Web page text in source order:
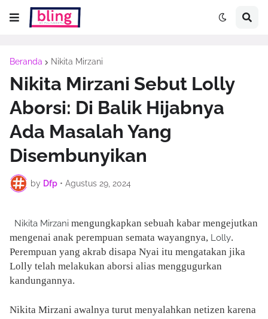
Beranda Nikita Mirzani
Nikita Mirzani Sebut Lolly
Aborsi: Di Balik Hijabnya
Ada Masalah Yang
Disembunyikan
by Dfp • Agustus 29, 2024
Nikita Mirzani mengungkapkan sebuah kabar mengejutkan
mengenai anak perempuan semata wayangnya, Lolly.
Perempuan yang akrab disapa Nyai itu mengatakan jika
Lolly telah melakukan aborsi alias menggugurkan
kandungannya.
Nikita Mirzani awalnya turut menyalahkan netizen karena